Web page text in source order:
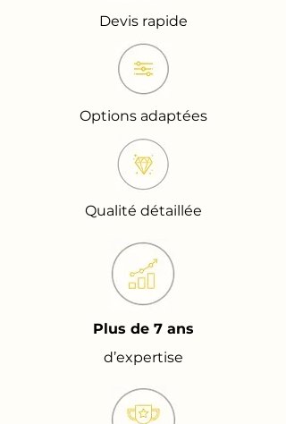
Devis rapide
Options adaptées
Qualité détaillée
Plus de 7 ans
d’expertise